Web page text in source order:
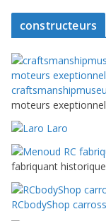
constructeurs
moteurs
Laro
fabriquant
RCbodyShop